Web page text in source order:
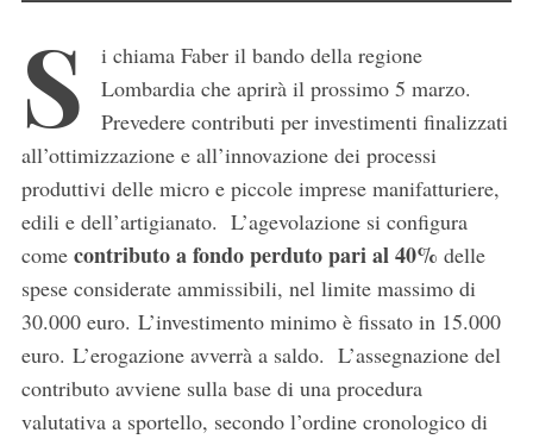
S
i chiama Faber il bando della regione
Lombardia che aprirà il prossimo 5 marzo.
Prevedere contributi per investimenti finalizzati
all’ottimizzazione e all’innovazione dei processi
produttivi delle micro e piccole imprese manifatturiere,
edili e dell’artigianato. L’agevolazione si configura
come contributo a fondo perduto pari al 40% delle
spese considerate ammissibili, nel limite massimo di
30.000 euro. L’investimento minimo è fissato in 15.000
euro. L’erogazione avverrà a saldo. L’assegnazione del
contributo avviene sulla base di una procedura
valutativa a sportello, secondo l’ordine cronologico di